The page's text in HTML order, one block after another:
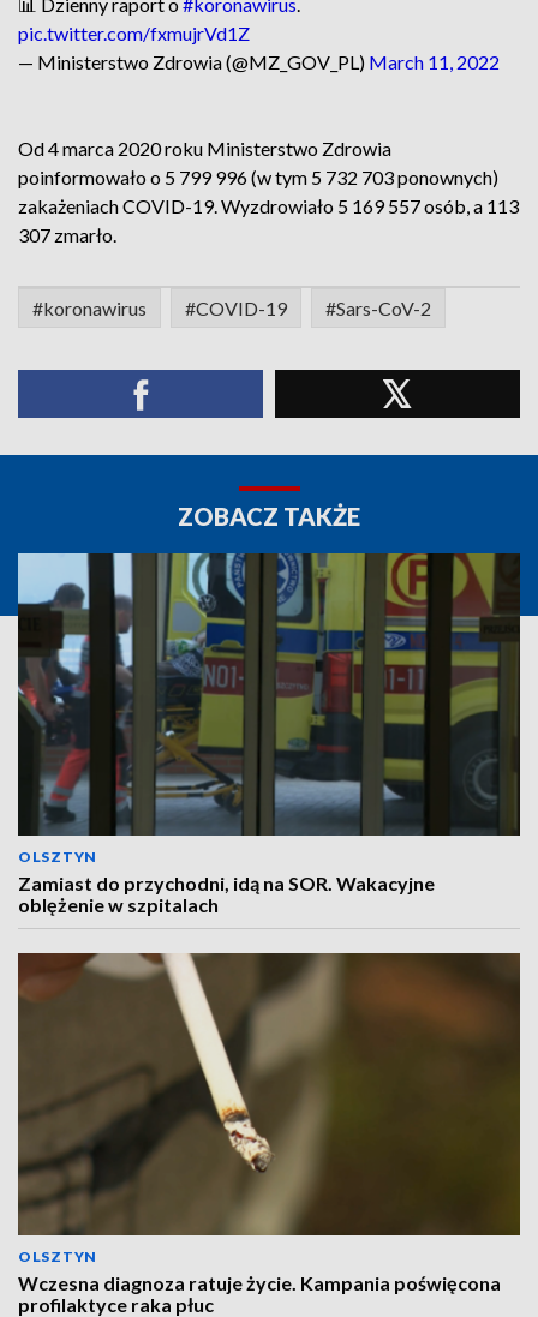
pic.twitter.com/fxmujrVd1Z
— Ministerstwo Zdrowia (@MZ_GOV_PL) March 11, 2022
Od 4 marca 2020 roku Ministerstwo Zdrowia
poinformowało o 5 799 996 (w tym 5 732 703 ponownych)
zakażeniach COVID-19. Wyzdrowiało 5 169 557 osób, a 113
307 zmarło.
#koronawirus #COVID-19 #Sars-CoV-2
ZOBACZ TAKŻE
OLSZTYN
Zamiast do przychodni, idą na SOR. Wakacyjne
oblężenie w szpitalach
OLSZTYN
Wczesna diagnoza ratuje życie. Kampania poświęcona
profilaktyce raka płuc